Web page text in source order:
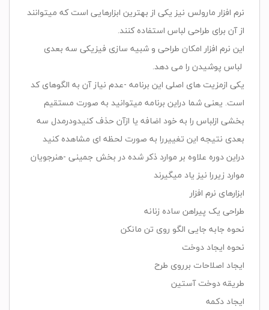
نرم افزار مارولس نیز یکی از بهترین ابزارهایی است که میتوانند
از آن برای طراحی لباس استفاده کنند.
این نرم افزار امکان طراحی و شبیه سازی فیزیکی سه بعدی
لباس پوشیدن را می دهد.
یکی ازمزیت های اصلی این برنامه -عدم نیاز آن به الگوهای کد
است. یعنی شما دراین برنامه میتوانید به صورت مستقیم
بخشی ازلباس را به خود اضافه یا ازآن حذف کنیدودرمدل سه
بعدی نتیجه این تغییررا به صورت لحظه ای مشاهده کنید
دراین دوره علاوه بر موارد ذکر شده در بخش جمینی -هنرجویان
موارد زیررا نیز یاد میگیرند
ابزارهای نرم افزار
طراحی یک پیراهن ساده زنانه
نحوه جابه جایی الگو روی تن مانکن
نحوه ایجاد دوخت
ایجاد اصلاحات برروی طرح
طریقه دوخت آستین
ایجاد دکمه